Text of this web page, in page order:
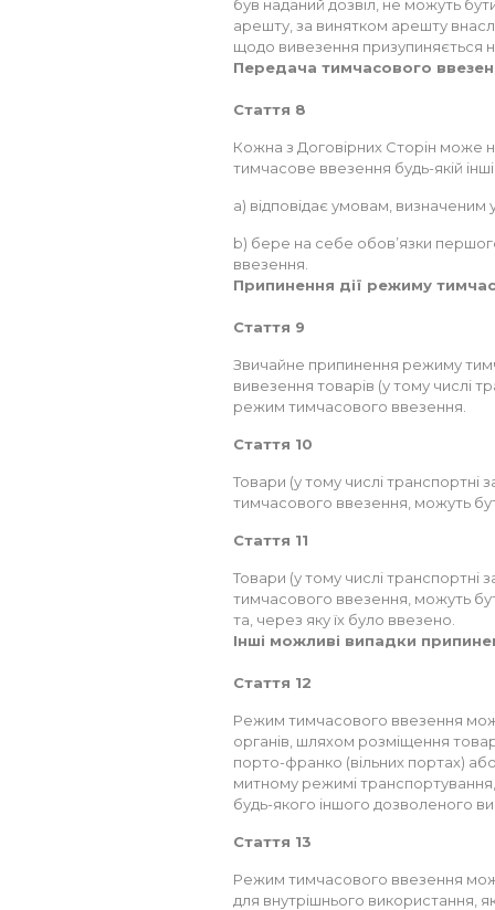
був наданий дозвіл, не можуть
арешту, за винятком арешту
щодо вивезення призупиняється
Передача тимчасового
Стаття 8
Кожна з Договірних Сторін може
тимчасове ввезення будь-якій
a) відповідає умовам, визначеним у
b) бере на себе обов’язки
ввезення.
Припинення дії режиму
Стаття 9
Звичайне припинення режиму
вивезення товарів (у тому числі
режим тимчасового ввезення.
Стаття 10
Товари (у тому числі
тимчасового ввезення, можуть
Стаття 11
Товари (у тому числі
тимчасового ввезення, можуть
та, через яку їх було ввезено.
Інші можливі випадки
Стаття 12
Режим тимчасового ввезення
органів, шляхом розміщення
порто-франко (вільних портах)
митному режимі
будь-якого іншого дозволеного
Стаття 13
Режим тимчасового ввезення
для внутрішнього використання,